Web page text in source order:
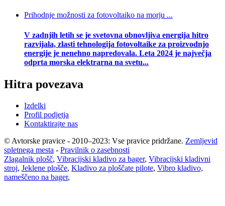
Prihodnje možnosti za fotovoltaiko na morju ...
V zadnjih letih se je svetovna obnovljiva energija hitro
razvijala, zlasti tehnologija fotovoltaike za proizvodnjo
energije je nenehno napredovala. Leta 2024 je največja
odprta morska elektrarna na svetu...
Hitra povezava
Izdelki
Profil podjetja
Kontaktirajte nas
© Avtorske pravice - 2010–2023: Vse pravice pridržane. Zemljevid
spletnega mesta - Pravilnik o zasebnosti
Zlagalnik plošč, Vibracijski kladivo za bager, Vibracijski kladivni
stroj, Jeklene plošče, Kladivo za ploščate pilote, Vibro kladivo,
nameščeno na bager,